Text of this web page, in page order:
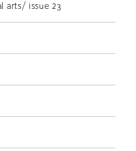
arts/ issue 23